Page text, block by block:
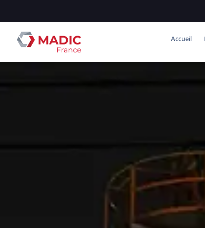
Accueil